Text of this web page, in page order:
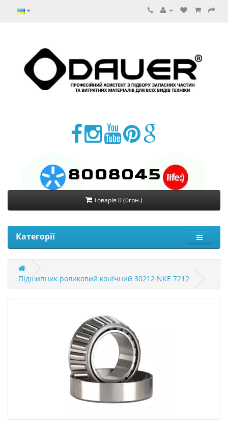
8008045
Товарів 0 (0грн.)
Категорії
Підшипник роликовий конічний 30212 NKE 7212